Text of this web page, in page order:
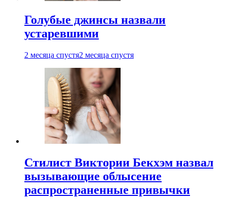
Голубые джинсы назвали
устаревшими
2 месяца спустя2 месяца спустя
Стилист Виктории Бекхэм назвал
вызывающие облысение
распространенные привычки